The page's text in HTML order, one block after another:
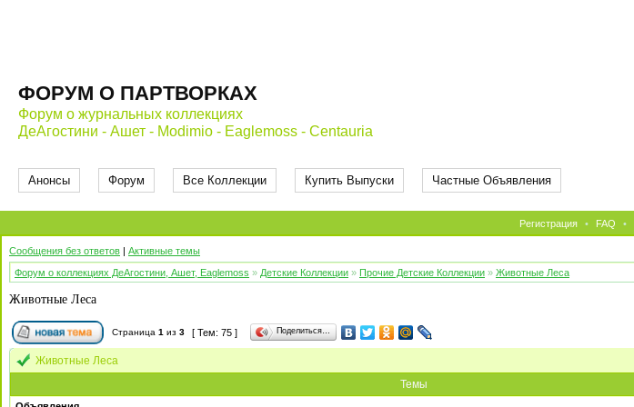
ФОРУМ О ПАРТВОРКАХ
Форум о журнальных коллекциях
ДеАгостини - Ашет - Modimio - Eaglemoss - Centauria
Анонсы Форум Все Коллекции Купить Выпуски Частные Объявления
Регистрация • FAQ •
Сообщения без ответов | Активные темы
Форум о коллекциях ДеАгостини, Ашет, Eaglemoss » Детские Коллекции » Прочие Детские Коллекции » Животные Леса
Животные Леса
Страница 1 из 3 [ Тем: 75 ] Поделиться…
Животные Леса
Темы